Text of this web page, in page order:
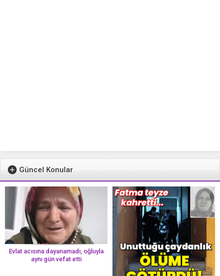
Güncel Konular
Evlat acısına dayanamadı, oğluyla
aynı gün vefat etti